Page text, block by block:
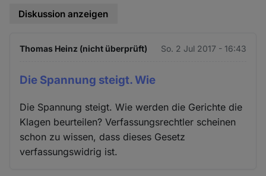
Diskussion anzeigen
Thomas Heinz (nicht überprüft) So. 2 Jul 2017 - 16:43
Die Spannung steigt. Wie
Die Spannung steigt. Wie werden die Gerichte die
Klagen beurteilen? Verfassungsrechtler scheinen
schon zu wissen, dass dieses Gesetz
verfassungswidrig ist.